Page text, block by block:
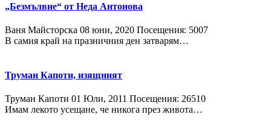
„Безмълвие“ от Неда Антонова
Ваня Майсторска 08 юни, 2020 Посещения: 5007
В самия край на празничния ден затварям…
Труман Капоти, изящният
Труман Капоти 01 Юли, 2011 Посещения: 26510
Имам лекото усещане, че никога през живота…